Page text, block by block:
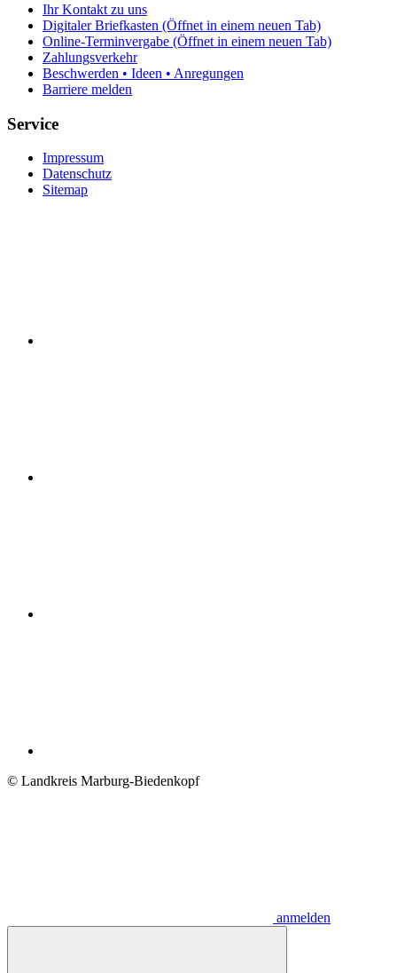
Ihr Kontakt zu uns
Digitaler Briefkasten (Öffnet in einem neuen Tab)
Online-Terminvergabe (Öffnet in einem neuen Tab)
Zahlungsverkehr
Beschwerden • Ideen • Anregungen
Barriere melden
Service
Impressum
Datenschutz
Sitemap
© Landkreis Marburg-Biedenkopf
anmelden